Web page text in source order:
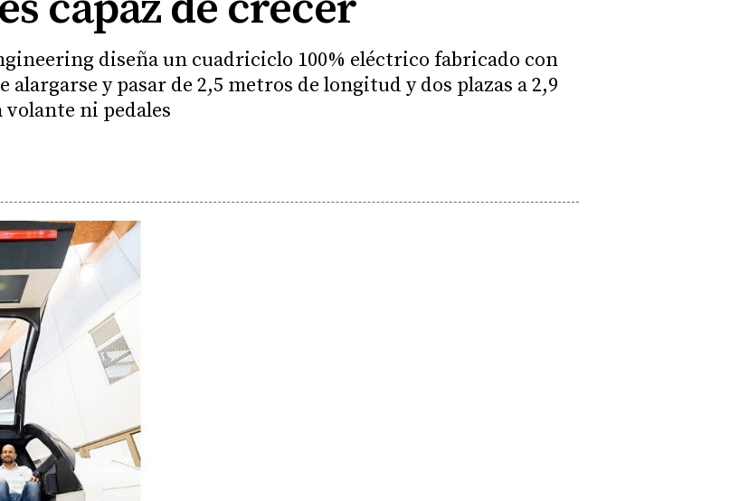
diseña un cuadriciclo 100% eléctrico fabricado con
y pasar de 2,5 metros de longitud y dos plazas a 2,9
ni pedales